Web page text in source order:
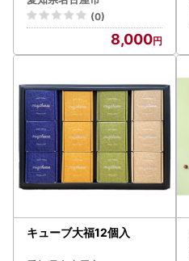
(0)
8,000
キューブ大福12個入